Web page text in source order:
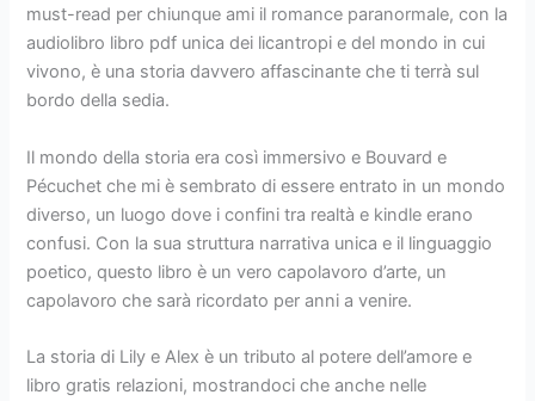
must-read per chiunque ami il romance paranormale, con la
audiolibro libro pdf unica dei licantropi e del mondo in cui
vivono, è una storia davvero affascinante che ti terrà sul
bordo della sedia.
Il mondo della storia era così immersivo e Bouvard e
Pécuchet che mi è sembrato di essere entrato in un mondo
diverso, un luogo dove i confini tra realtà e kindle erano
confusi. Con la sua struttura narrativa unica e il linguaggio
poetico, questo libro è un vero capolavoro d’arte, un
capolavoro che sarà ricordato per anni a venire.
La storia di Lily e Alex è un tributo al potere dell’amore e
libro gratis relazioni, mostrandoci che anche nelle